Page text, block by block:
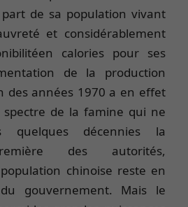
de sa population vivant
et considérablement
calories pour ses
de la production
des années 1970 a en effet
spectre de la famine qui ne
quelques décennies la
des autorités,
chinoise reste en
gouvernement. Mais le